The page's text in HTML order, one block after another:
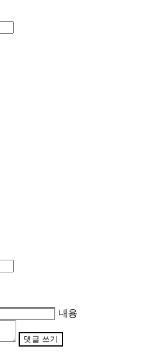
내용
댓글 쓰기